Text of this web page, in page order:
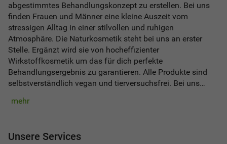
abgestimmtes Behandlungskonzept zu erstellen. Bei uns
finden Frauen und Männer eine kleine Auszeit vom
stressigen Alltag in einer stilvollen und ruhigen
Atmosphäre. Die Naturkosmetik steht bei uns an erster
Stelle. Ergänzt wird sie von hocheffizienter
Wirkstoffkosmetik um das für dich perfekte
Behandlungsergebnis zu garantieren. Alle Produkte sind
selbstverständlich vegan und tierversuchsfrei. Bei uns
welche alle von fachbezogenen Spezialisten durchgeführt
freuen uns auf deinen Besuch!
mehr
Unsere Services